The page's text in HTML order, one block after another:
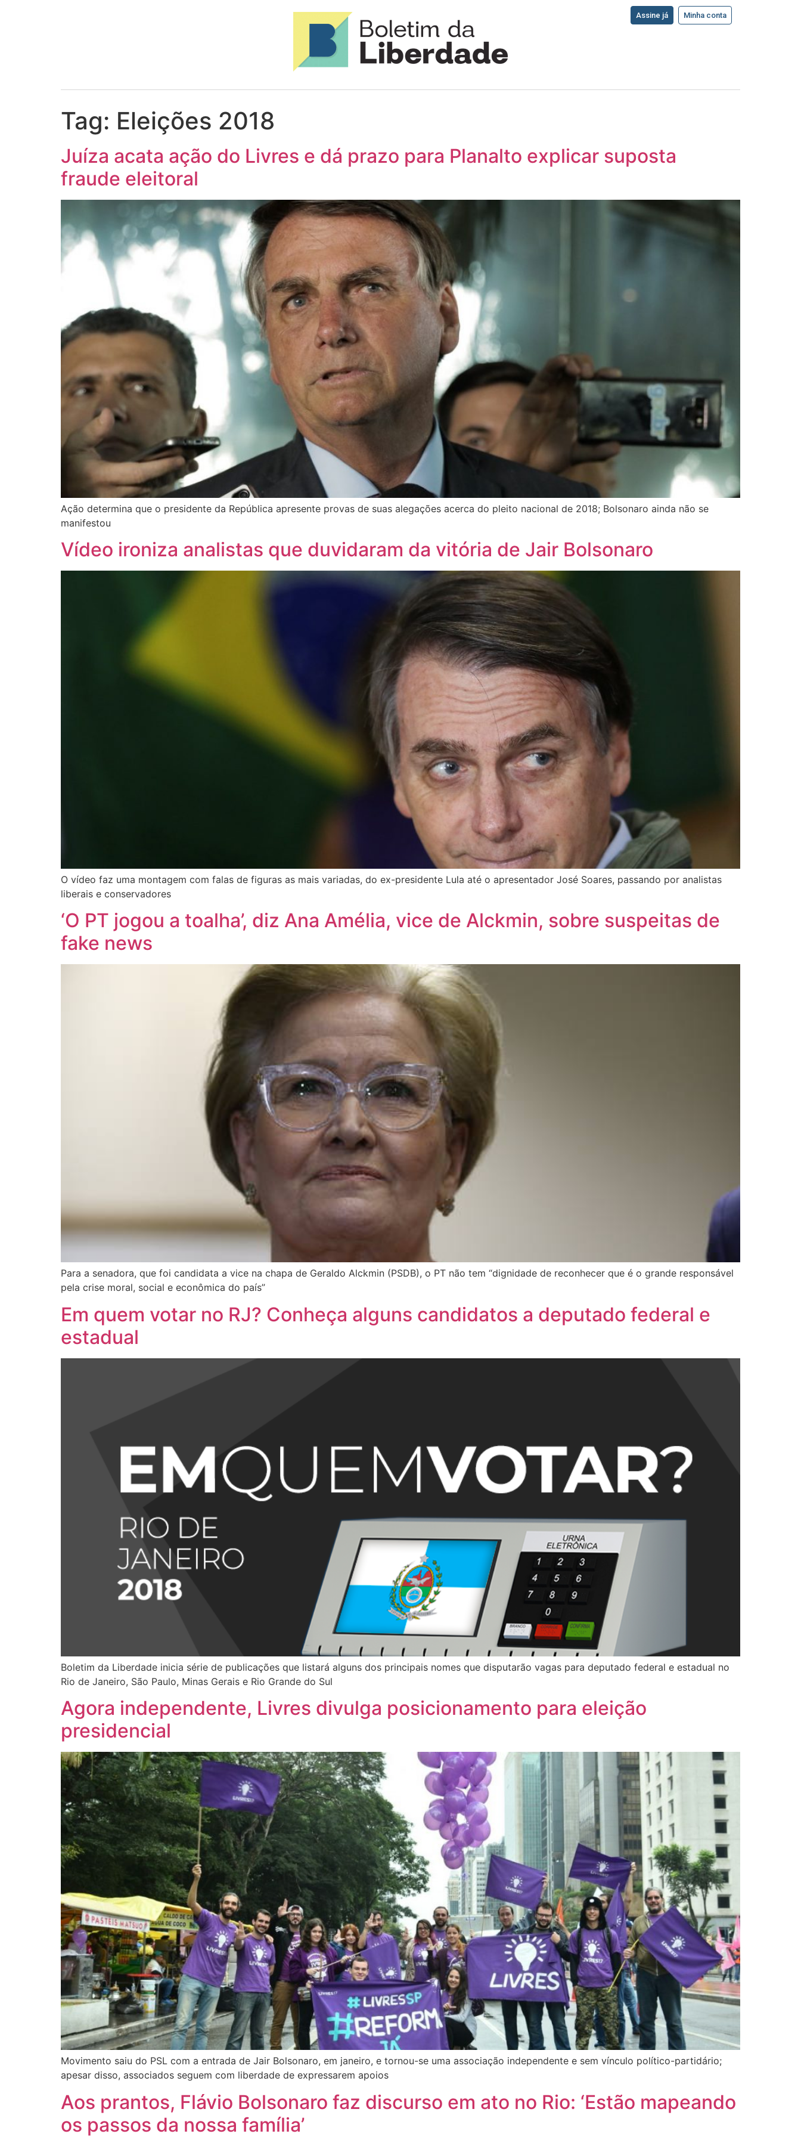
Assine já Minha conta
Tag: Eleições 2018
Juíza acata ação do Livres e dá prazo para Planalto explicar suposta
fraude eleitoral
Ação determina que o presidente da República apresente provas de suas alegações acerca do pleito nacional de 2018; Bolsonaro ainda não se
manifestou
Vídeo ironiza analistas que duvidaram da vitória de Jair Bolsonaro
O vídeo faz uma montagem com falas de figuras as mais variadas, do ex-presidente Lula até o apresentador José Soares, passando por analistas
liberais e conservadores
‘O PT jogou a toalha’, diz Ana Amélia, vice de Alckmin, sobre suspeitas de
fake news
Para a senadora, que foi candidata a vice na chapa de Geraldo Alckmin (PSDB), o PT não tem “dignidade de reconhecer que é o grande responsável
pela crise moral, social e econômica do país”
Em quem votar no RJ? Conheça alguns candidatos a deputado federal e
estadual
Boletim da Liberdade inicia série de publicações que listará alguns dos principais nomes que disputarão vagas para deputado federal e estadual no
Rio de Janeiro, São Paulo, Minas Gerais e Rio Grande do Sul
Agora independente, Livres divulga posicionamento para eleição
presidencial
Movimento saiu do PSL com a entrada de Jair Bolsonaro, em janeiro, e tornou-se uma associação independente e sem vínculo político-partidário;
apesar disso, associados seguem com liberdade de expressarem apoios
Aos prantos, Flávio Bolsonaro faz discurso em ato no Rio: ‘Estão mapeando
os passos da nossa família’